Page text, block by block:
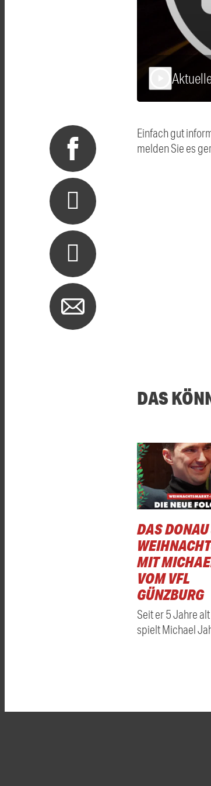
Einfach gut
melden Sie es
DAS
DAS
MIT
VOM VFL
GÜNZBURG
Seit er 5 Jahre
spielt Michael